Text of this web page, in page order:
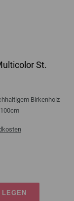
St.
Birkenholz
LEGEN